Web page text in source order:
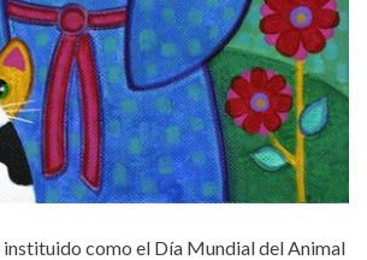
instituido como el Día Mundial del Animal